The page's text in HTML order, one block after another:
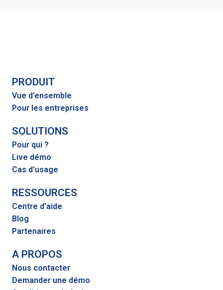
PRODUIT
Vue d’ensemble
Pour les entreprises
SOLUTIONS
Pour qui ?
Live démo
Cas d’usage
RESSOURCES
Centre d’aide
Blog
Partenaires
A PROPOS
Nous contacter
Demander une démo